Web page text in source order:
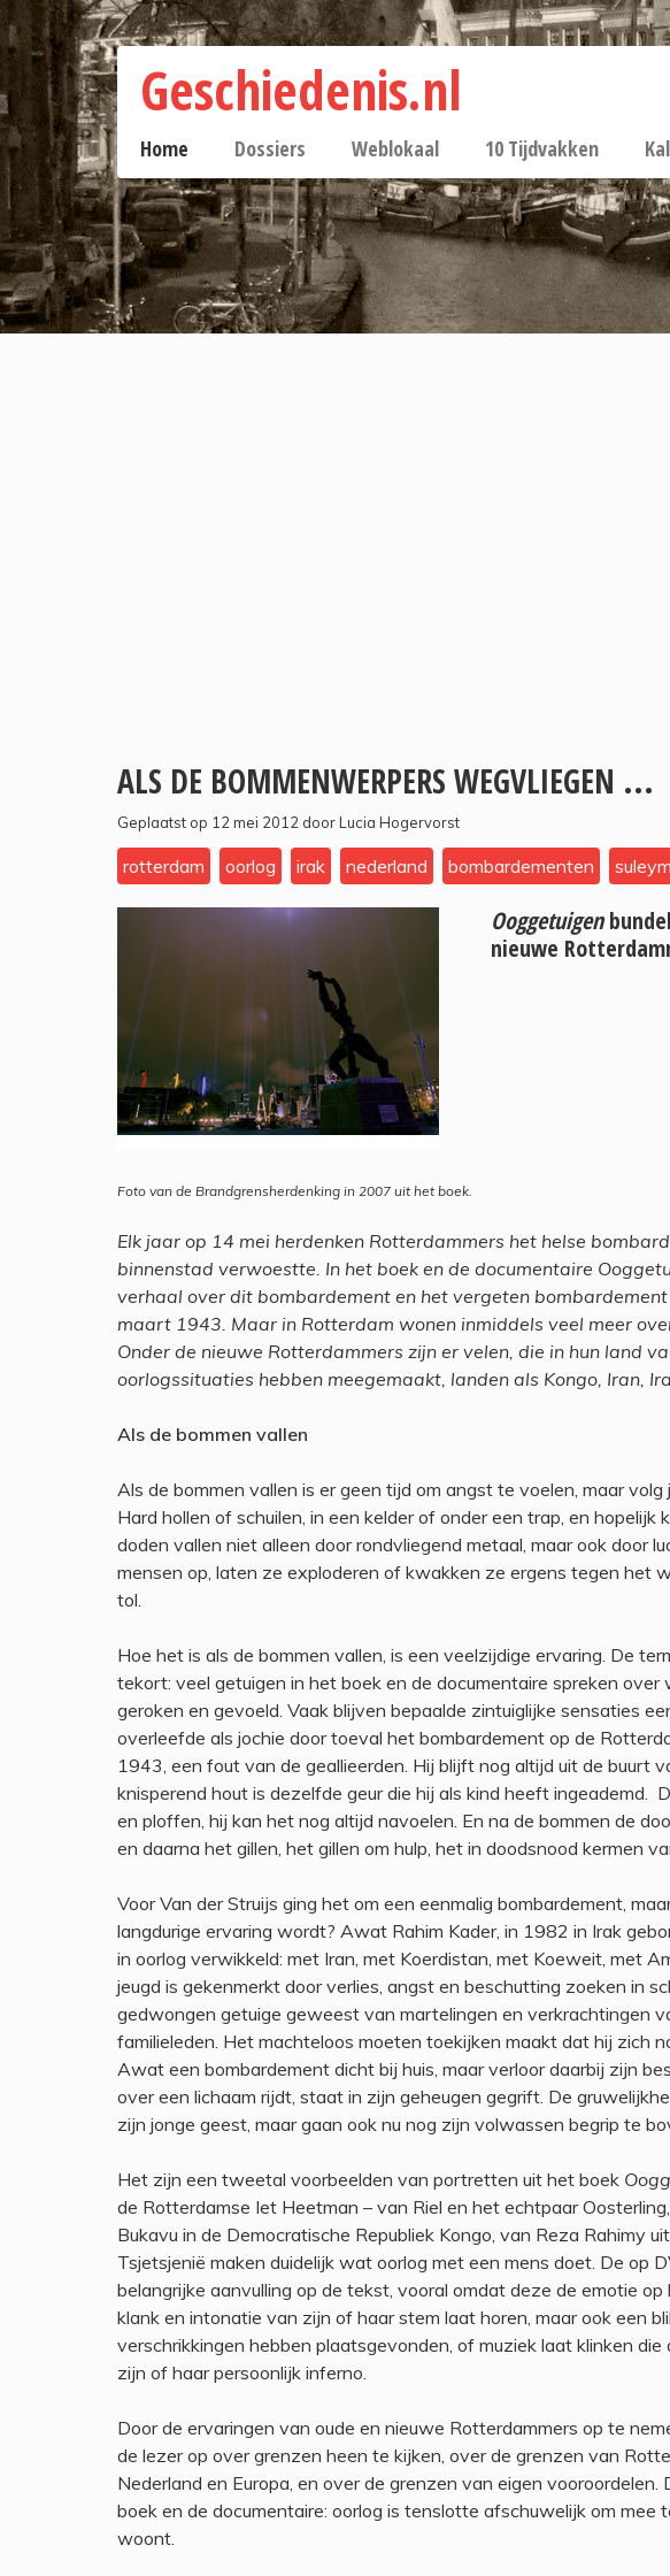
Geschiedenis.nl
Home Dossiers Weblokaal 10 Tijdvakken
ALS DE BOMMENWERPERS WEGVLIEGEN ...
Geplaatst op 12 mei 2012 door Lucia Hogervorst
rotterdam oorlog irak nederland bombardementen
Ooggetuigen
nieuwe
Foto van de Brandgrensherdenking in 2007 uit het boek.
Elk jaar op 14 mei herdenken Rotterdammers het helse
binnenstad verwoestte. In het boek en de documentaire
verhaal over dit bombardement en het vergeten
maart 1943. Maar in Rotterdam wonen inmiddels veel meer
Onder de nieuwe Rotterdammers zijn er velen, die in hun land
oorlogssituaties hebben meegemaakt, landen als Kongo, Iran,
Als de bommen vallen
Als de bommen vallen is er geen tijd om angst te voelen, maar
Hard hollen of schuilen, in een kelder of onder een trap, en hopelijk
doden vallen niet alleen door rondvliegend metaal, maar ook door
mensen op, laten ze exploderen of kwakken ze ergens tegen het
tol.
Hoe het is als de bommen vallen, is een veelzijdige ervaring. De
tekort: veel getuigen in het boek en de documentaire spreken over
geroken en gevoeld. Vaak blijven bepaalde zintuiglijke sensaties
overleefde als jochie door toeval het bombardement op de
1943, een fout van de geallieerden. Hij blijft nog altijd uit de buurt
knisperend hout is dezelfde geur die hij als kind heeft ingeademd.
en ploffen, hij kan het nog altijd navoelen. En na de bommen de
en daarna het gillen, het gillen om hulp, het in doodsnood kermen
Voor Van der Struijs ging het om een eenmalig bombardement,
langdurige ervaring wordt? Awat Rahim Kader, in 1982 in Irak
in oorlog verwikkeld: met Iran, met Koerdistan, met Koeweit, met
jeugd is gekenmerkt door verlies, angst en beschutting zoeken in
gedwongen getuige geweest van martelingen en verkrachtingen
familieleden. Het machteloos moeten toekijken maakt dat hij zich
Awat een bombardement dicht bij huis, maar verloor daarbij zijn
over een lichaam rijdt, staat in zijn geheugen gegrift. De
zijn jonge geest, maar gaan ook nu nog zijn volwassen begrip te
Het zijn een tweetal voorbeelden van portretten uit het boek
de Rotterdamse Iet Heetman – van Riel en het echtpaar
Bukavu in de Democratische Republiek Kongo, van Reza Rahimy
Tsjetsjenië maken duidelijk wat oorlog met een mens doet. De op
belangrijke aanvulling op de tekst, vooral omdat deze de emotie
klank en intonatie van zijn of haar stem laat horen, maar ook een
verschrikkingen hebben plaatsgevonden, of muziek laat klinken
zijn of haar persoonlijk inferno.
Door de ervaringen van oude en nieuwe Rotterdammers op te
de lezer op over grenzen heen te kijken, over de grenzen van
Nederland en Europa, en over de grenzen van eigen
boek en de documentaire: oorlog is tenslotte afschuwelijk om mee
woont.